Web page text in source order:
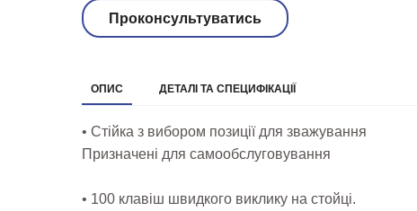
Проконсультуватись
ОПИС ДЕТАЛІ ТА СПЕЦИФІКАЦІЇ
• Стійка з вибором позиції для зважування
Призначені для самообслуговування
• 100 клавіш швидкого виклику на стойці.